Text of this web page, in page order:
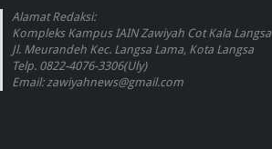
Alamat Redaksi:
Kompleks Kampus IAIN Zawiyah Cot Kala Langsa
Jl. Meurandeh Kec. Langsa Lama, Kota Langsa
Telp. 0822-4076-3306(Uly)
Email: zawiyahnews@gmail.com